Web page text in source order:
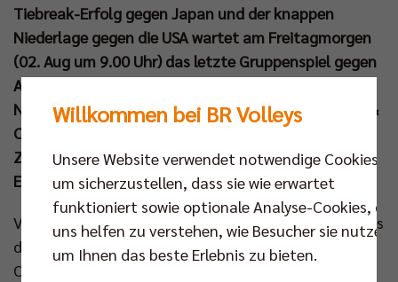
Tiebreak-Erfolg gegen Japan und der knappen
Niederlage gegen die USA wartet am Freitagmorgen
(02. Aug um 9.00 Uhr) das letzte Gruppenspiel gegen
Argentinien. BR Volleys Geschäftsführer Kaweh
Niroomand verfolgte den Auftritt von Hannes Tille &
Co gegen die US-Boys live in der mehr als 10.000
Zuschauer fassenden Arena und glaubt an den
Einzug ins Viertelfinale.
Viele deutsche Anhänger und bekannte Gesichter aus
der Volleyball Bundesliga sahen am Dienstag live vor
Ort die spannende Aufholjagd der DVV-Auswahl
Willkommen bei BR Volleys
Unsere Website verwendet notwendige Cookies,
um sicherzustellen, dass sie wie erwartet
funktioniert sowie optionale Analyse-Cookies, die
uns helfen zu verstehen, wie Besucher sie nutzen,
um Ihnen das beste Erlebnis zu bieten.